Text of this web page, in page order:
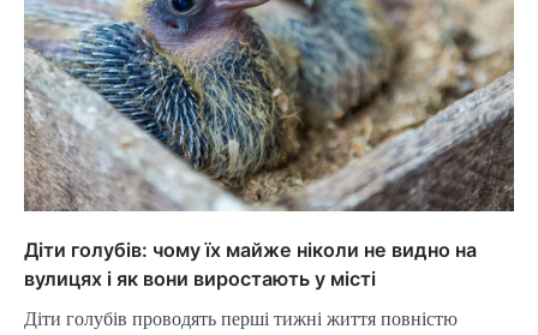
Діти голубів: чому їх майже ніколи не видно на
вулицях і як вони виростають у місті
Діти голубів проводять перші тижні життя повністю